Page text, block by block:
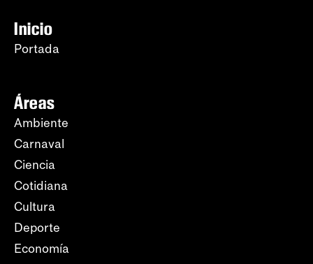
Inicio
Portada
Áreas
Ambiente
Carnaval
Ciencia
Cotidiana
Cultura
Deporte
Economía